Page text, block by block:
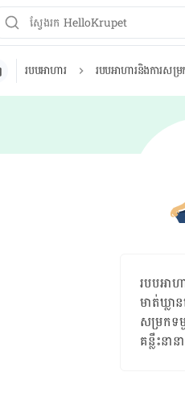
របបអាហារ របបអាហារនិងការសម្រ
របបអា
មាត់​ឃ្លា
សម្រកទ
គន្លឹះនា